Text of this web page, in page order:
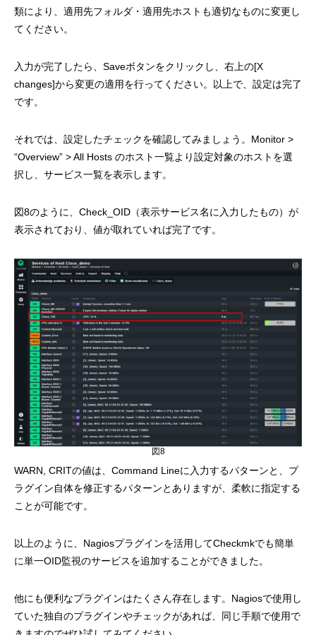
類により、適用先フォルダ・適用先ホストも適切なものに変更し
てください。
入力が完了したら、Saveボタンをクリックし、右上の[X
changes]から変更の適用を行ってください。以上で、設定は完了
です。
それでは、設定したチェックを確認してみましょう。Monitor >
“Overview” > All Hosts のホスト一覧より設定対象のホストを選
択し、サービス一覧を表示します。
図8のように、Check_OID（表示サービス名に入力したもの）が
表示されており、値が取れていれば完了です。
図8
WARN, CRITの値は、Command Lineに入力するパターンと、プ
ラグイン自体を修正するパターンとありますが、柔軟に指定する
ことが可能です。
以上のように、Nagiosプラグインを活用してCheckmkでも簡単
に単一OID監視のサービスを追加することができました。
他にも便利なプラグインはたくさん存在します。Nagiosで使用し
ていた独自のプラグインやチェックがあれば、同じ手順で使用で